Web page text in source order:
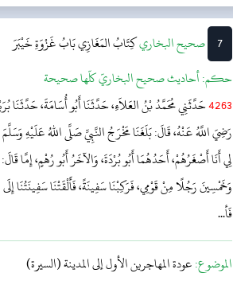
7 ‌‌صحيح البخاريكِتَابُ المَغَازِيبَابُ غَزْوَةِ خَيْبَرَ
حکم:أحاديث صحيح البخاريّ كلّها صحيحة
4263حَدَّثَنِي مُحَمَّدُ بْنُ العَلاَءِ، حَدَّثَنَا أَبُو أُسَامَةَ، حَدَّثَنَا
رَضِيَ اللَّهُ عَنْهُ، قَالَ: بَلَغَنَا مَخْرَجُ النَّبِيِّ صَلَّى اللهُ عَلَيْهِ
لِي أَنَا أَصْغَرُهُمْ، أَحَدُهُمَا أَبُو بُرْدَةَ، وَالآخَرُ أَبُو رُهْمٍ، إِمَّا
وَخَمْسِينَ رَجُلًا مِنْ قَوْمِي، فَرَكِبْنَا سَفِينَةً، فَأَلْقَتْنَا سَفِينَتُنَا
فَأ...
الموضوع:عودة المهاجرين الأول إلى المدينة (السيرة)